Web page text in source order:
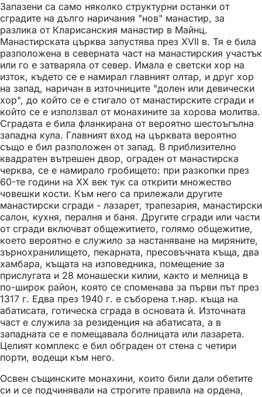
Запазени са само няколко структурни останки от
сградите на дълго наричания "нов" манастир, за
разлика от Кларисанския манастир в Майнц.
Манастирската църква запустява през XVII в. Тя е била
разположена в северната част на манастирския участък
или го е затваряла от север. Имала е светски хор на
изток, където се е намирал главният олтар, и друг хор
на запад, наричан в източниците "долен или девически
хор", до който се е стигало от манастирските сгради и
който се е използвал от монахините за хорова молитва.
Сградата е била фланкирана от вероятно шестоъгълна
западна кула. Главният вход на църквата вероятно
също е бил разположен от запад. В приблизително
квадратен вътрешен двор, ограден от манастирска
черква, се е намирало гробището: при разкопки през
60-те години на ХХ век тук са открити множество
човешки кости. Към него са прилежали другите
манастирски сгради - лазарет, трапезария, манастирски
салон, кухня, пералня и баня. Другите сгради или части
от сгради включват общежитието, голямо общежитие,
което вероятно е служило за настаняване на миряните,
зърнохранилището, пекарната, пресовъчната къща, два
хамбара, къщата на изповедника, помещение за
прислугата и 28 монашески килии, както и мелница в
по-широк район, която се споменава за първи път през
1317 г. Едва през 1940 г. е съборена т.нар. къща на
абатисата, готическа сграда в основата ѝ. Източната
част е служила за резиденция на абатисата, а в
западната се е помещавала болницата или лазарета.
Целият комплекс е бил обграден от стена с четири
порти, водещи към него.
Освен същинските монахини, които били дали обетите
си и се подчинявали на строгите правила на ордена,